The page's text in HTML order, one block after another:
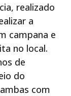
realizado
a
campana e
no local.
de
do
com